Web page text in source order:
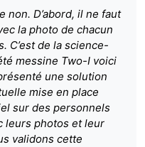
non. D’abord, il ne faut
la photo de chacun
C’est de la science-
messine Two-I voici
une solution
mise en place
sur des personnels
leurs photos et leur
validons cette